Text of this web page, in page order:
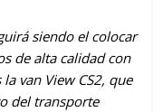
siendo el colocar
de alta calidad con
van View CS2, que
del transporte